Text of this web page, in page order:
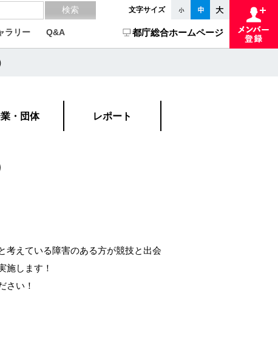
文字サイズ
ラリー Q&A 都庁総合ホームページ
・団体 レポート
考えている障害のある方が競技と出会
施します！
さい！